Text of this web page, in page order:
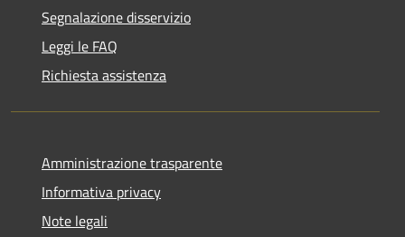
Segnalazione disservizio
Leggi le FAQ
Richiesta assistenza
Amministrazione trasparente
Informativa privacy
Note legali